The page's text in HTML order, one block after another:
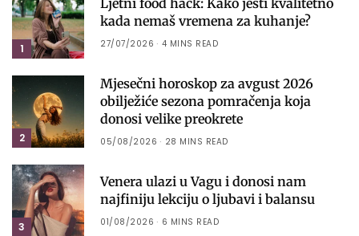
1
kada nemaš vremena za kuhanje?
27/07/2026 4 MINS READ
2
Mjesečni horoskop za avgust 2026
obilježiće sezona pomračenja koja
donosi velike preokrete
05/08/2026 28 MINS READ
3
Venera ulazi u Vagu i donosi nam
najfiniju lekciju o ljubavi i balansu
01/08/2026 6 MINS READ